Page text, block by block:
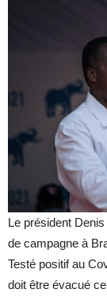
Le président
de campagne à
Testé positif au
doit être évacué